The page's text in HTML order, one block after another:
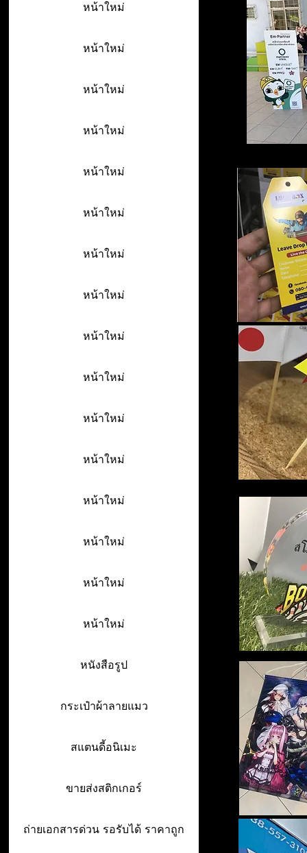
หน้าใหม่
หน้าใหม่
หน้าใหม่
หน้าใหม่
หน้าใหม่
หน้าใหม่
หน้าใหม่
หน้าใหม่
หน้าใหม่
หน้าใหม่
หน้าใหม่
หน้าใหม่
หน้าใหม่
หน้าใหม่
หน้าใหม่
หน้าใหม่
หนังสือรูป
กระเป๋าผ้าลายแมว
สแตนดี้อนิเมะ
ขายส่งสติกเกอร์
ถ่ายเอกสารด่วน รอรับได้ ราคาถูก